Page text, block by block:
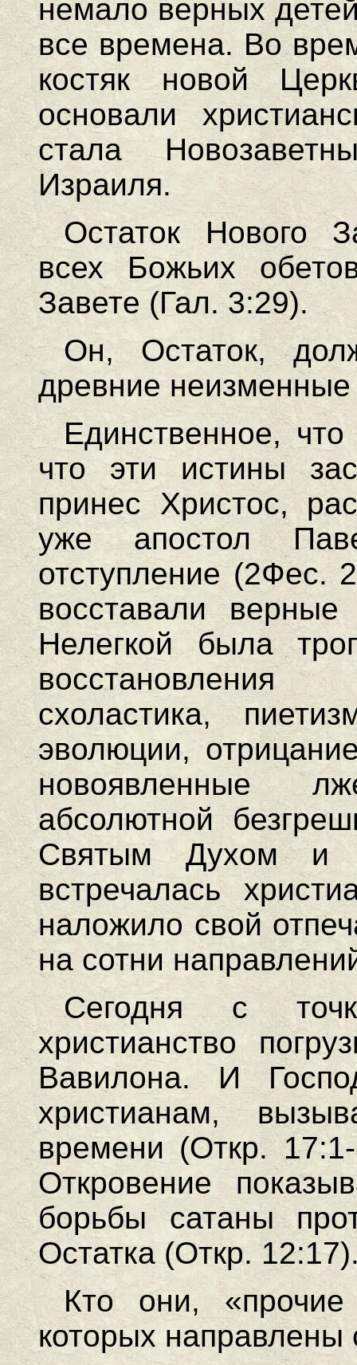
немало верных
все времена. Во
костяк новой
основали
стала
Израиля.
Остаток Нового
всех Божьих
Завете (Гал. 3:29).
Он, Остаток,
древние
Единственное,
что эти истины
принес Христос,
уже апостол
отступление (2Фес.
восставали
Нелегкой была
схоластика,
эволюции,
новоявленные
абсолютной
Святым Духом и
встречалась
наложило свой
на сотни
Сегодня с
христианство
Вавилона. И
христианам,
времени (Откр.
Откровение
борьбы сатаны
Остатка (Откр.
Кто они,
которых